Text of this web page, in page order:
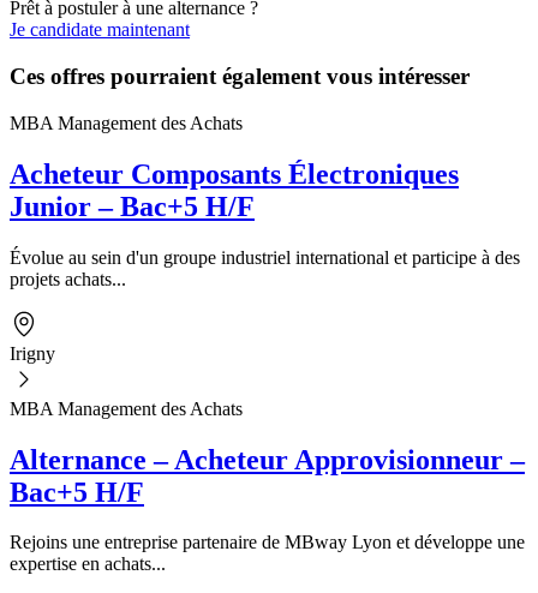
Prêt à postuler à une alternance ?
Je candidate maintenant
Ces offres pourraient également vous intéresser
MBA Management des Achats
Acheteur Composants Électroniques
Junior – Bac+5 H/F
Évolue au sein d'un groupe industriel international et participe à des
projets achats...
Irigny
MBA Management des Achats
Alternance – Acheteur Approvisionneur –
Bac+5 H/F
Rejoins une entreprise partenaire de MBway Lyon et développe une
expertise en achats...